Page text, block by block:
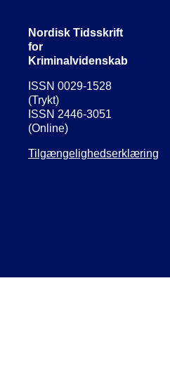
Nordisk Tidsskrift
for
Kriminalvidenskab
ISSN 0029-1528
(Trykt)
ISSN 2446-3051
(Online)
Tilgængelighedserklæring